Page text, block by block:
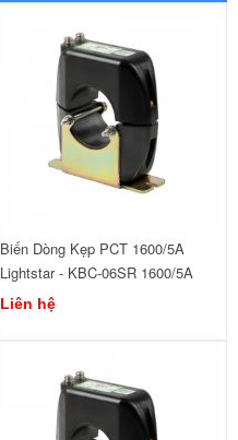
Biến Dòng Kẹp PCT 1600/5A
Lightstar - KBC-06SR 1600/5A
Liên hệ